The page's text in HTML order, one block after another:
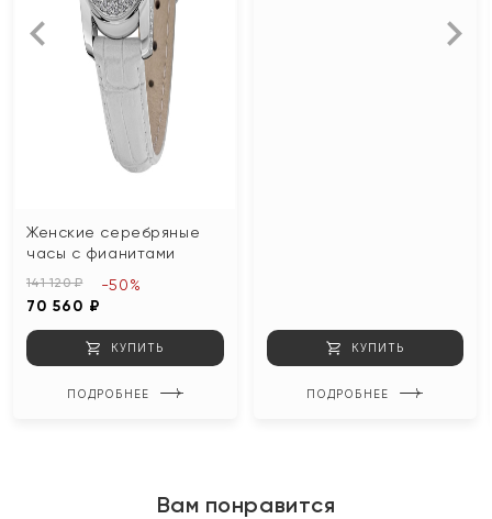
Женские серебряные
часы с фианитами
141 120 ₽
70 560 ₽
-50%
КУПИТЬ
ПОДРОБНЕЕ
КУПИТЬ
ПОДРОБНЕЕ
Вам понравится